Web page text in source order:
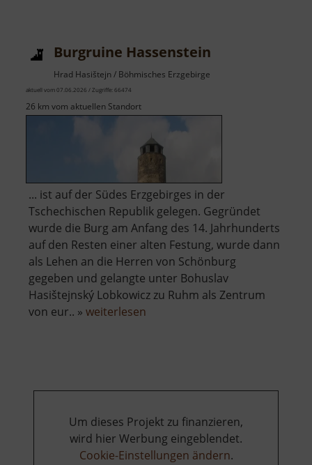
Burgruine Hassenstein
Hrad Hasištejn / Böhmisches Erzgebirge
aktuell vom 07.06.2026 / Zugriffe: 66474
26 km vom aktuellen Standort
... ist auf der Südes Erzgebirges in der
Tschechischen Republik gelegen. Gegründet
wurde die Burg am Anfang des 14. Jahrhunderts
auf den Resten einer alten Festung, wurde dann
als Lehen an die Herren von Schönburg
gegeben und gelangte unter Bohuslav
Hasištejnský Lobkowicz zu Ruhm als Zentrum
von eur.. » weiterlesen
Um dieses Projekt zu finanzieren,
wird hier Werbung eingeblendet.
Cookie-Einstellungen ändern.